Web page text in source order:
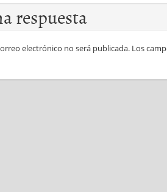
respuesta
electrónico no será publicada. Los